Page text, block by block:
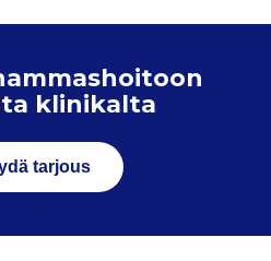
klinikalta
tarjous